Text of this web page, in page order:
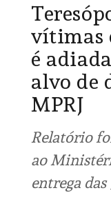
vítimas
é
alvo de
MPRJ
Relatório
ao
entrega